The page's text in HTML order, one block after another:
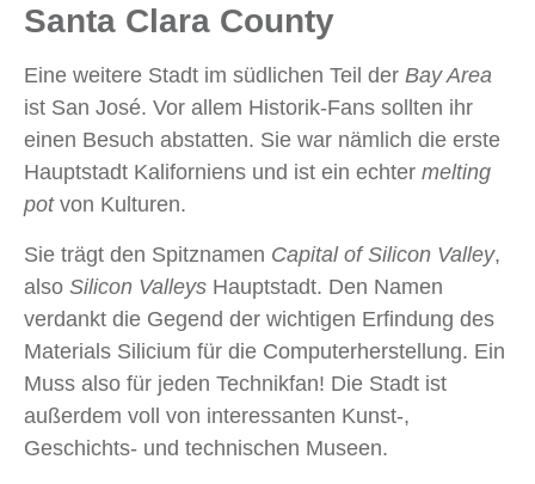
Santa Clara County
Eine weitere Stadt im südlichen Teil der Bay Area
ist San José. Vor allem Historik-Fans sollten ihr
einen Besuch abstatten. Sie war nämlich die erste
Hauptstadt Kaliforniens und ist ein echter melting
pot von Kulturen.
Sie trägt den Spitznamen Capital of Silicon Valley,
also Silicon Valleys Hauptstadt. Den Namen
verdankt die Gegend der wichtigen Erfindung des
Materials Silicium für die Computerherstellung. Ein
Muss also für jeden Technikfan! Die Stadt ist
außerdem voll von interessanten Kunst-,
Geschichts- und technischen Museen.